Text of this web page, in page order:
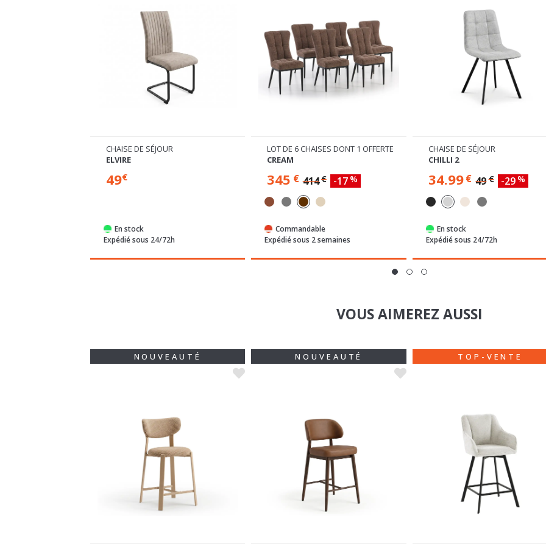
CHAISE DE SÉJOUR
ELVIRE
49€
En stock
Expédié sous 24/72h
LOT DE 6 CHAISES DONT 1 OFFERTE
CREAM
345 € 414€ -17 %
Commandable
Expédié sous 2 semaines
CHAISE DE SÉJOUR
CHILLI 2
34.99€ 49€ -29 %
En stock
Expédié sous 24/72h
VOUS AIMEREZ AUSSI
NOUVEAUTÉ NOUVEAUTÉ TOP-VENTE